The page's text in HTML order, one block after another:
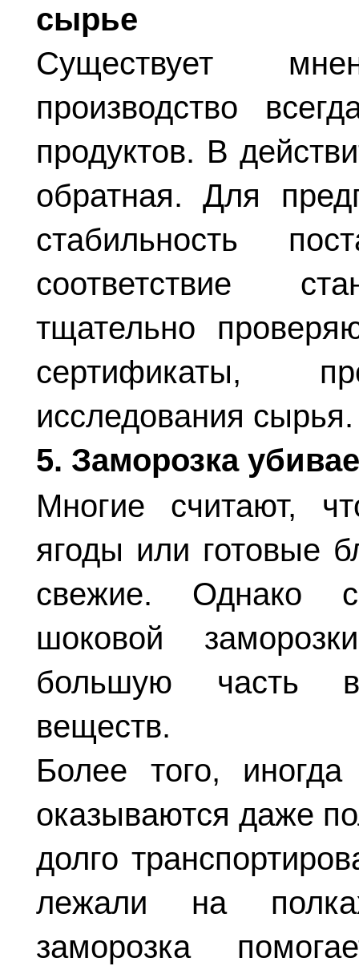
сырье
Существует
производство
продуктов. В
обратная. Для
стабильность
соответствие
тщательно
сертификаты,
исследования
5. Заморозка
Многие считают,
ягоды или готовые
свежие. Однако
шоковой
большую часть
веществ.
Более того,
оказываются даже
долго
лежали на
заморозка